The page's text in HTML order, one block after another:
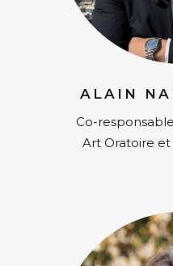
ALAIN
Co-
Art Oratoire